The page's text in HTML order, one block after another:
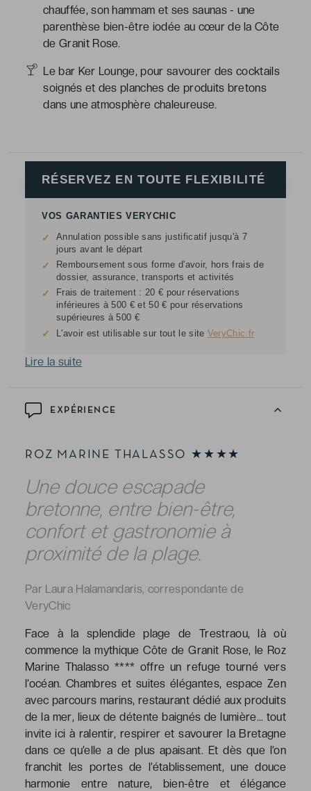
chauffée, son hammam et ses saunas - une
parenthèse bien-être iodée au cœur de la Côte
de Granit Rose.
Le bar Ker Lounge, pour savourer des cocktails
soignés et des planches de produits bretons
dans une atmosphère chaleureuse.
EXPÉRIENCE
ROZ MARINE THALASSO ★★★★
Une douce escapade
bretonne, entre bien-être,
confort et gastronomie à
proximité de la plage.
Par Laura Halamandaris, correspondante de
VeryChic
Face à la splendide plage de Trestraou, là où
commence la mythique Côte de Granit Rose, le Roz
Marine Thalasso **** offre un refuge tourné vers
l’océan. Chambres et suites élégantes, espace Zen
avec parcours marins, restaurant dédié aux produits
de la mer, lieux de détente baignés de lumière… tout
invite ici à ralentir, respirer et savourer la Bretagne
dans ce qu’elle a de plus apaisant. Et dès que l’on
franchit les portes de l’établissement, une douce
harmonie entre nature, bien-être et élégance
RÉSERVEZ EN TOUTE FLEXIBILITÉ
VOS GARANTIES VERYCHIC
✓
Annulation possible sans justificatif jusqu'à 7
jours avant le départ
✓
Remboursement sous forme d'avoir, hors frais de
dossier, assurance, transports et activités
✓
Frais de traitement : 20 € pour réservations
inférieures à 500 € et 50 € pour réservations
supérieures à 500 €
✓ L'avoir est utilisable sur tout le site VeryChic.fr
Lire la suite